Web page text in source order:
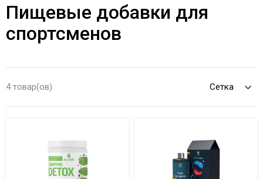
Пищевые добавки для
спортсменов
4 товар(ов)